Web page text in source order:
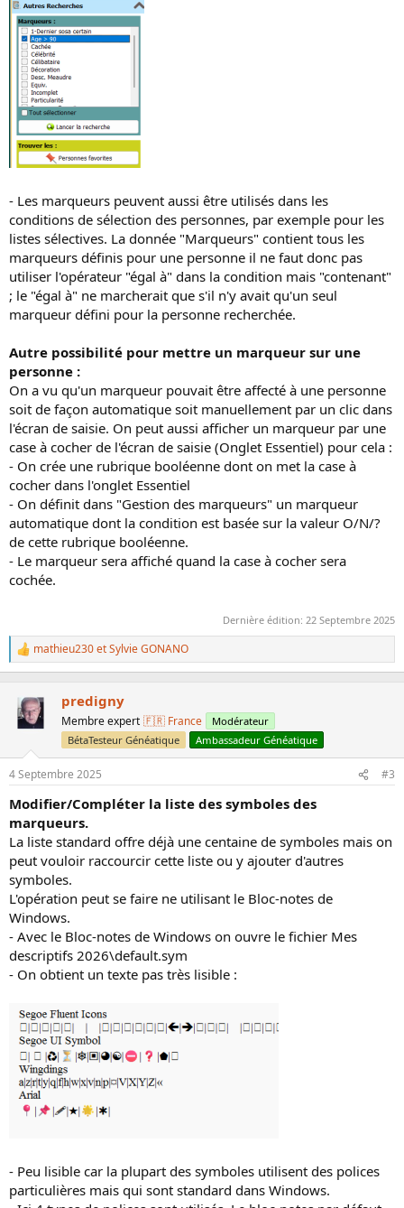
- Les marqueurs peuvent aussi être utilisés dans les
conditions de sélection des personnes, par exemple pour les
listes sélectives. La donnée "Marqueurs" contient tous les
marqueurs définis pour une personne il ne faut donc pas
utiliser l'opérateur "égal à" dans la condition mais "contenant"
; le "égal à" ne marcherait que s'il n'y avait qu'un seul
marqueur défini pour la personne recherchée.
Autre possibilité pour mettre un marqueur sur une
personne :
On a vu qu'un marqueur pouvait être affecté à une personne
soit de façon automatique soit manuellement par un clic dans
l'écran de saisie. On peut aussi afficher un marqueur par une
case à cocher de l'écran de saisie (Onglet Essentiel) pour cela :
- On crée une rubrique booléenne dont on met la case à
cocher dans l'onglet Essentiel
- On définit dans "Gestion des marqueurs" un marqueur
automatique dont la condition est basée sur la valeur O/N/?
de cette rubrique booléenne.
- Le marqueur sera affiché quand la case à cocher sera
cochée.
Dernière édition: 22 Septembre 2025
L
e
r
é
a
t
o
n
s
:
mathieu230etSylvie GONANO
predigny
Membre expert 🇫🇷 France
Modérateur
BétaTesteur Généatique
Ambassadeur Généatique
4 Septembre 2025 #3
Modifier/Compléter la liste des symboles des
marqueurs.
La liste standard offre déjà une centaine de symboles mais on
peut vouloir raccourcir cette liste ou y ajouter d'autres
symboles.
L'opération peut se faire ne utilisant le Bloc-notes de
Windows.
- Avec le Bloc-notes de Windows on ouvre le fichier Mes
descriptifs 2026\default.sym
- On obtient un texte pas très lisible :
- Peu lisible car la plupart des symboles utilisent des polices
particulières mais qui sont standard dans Windows.